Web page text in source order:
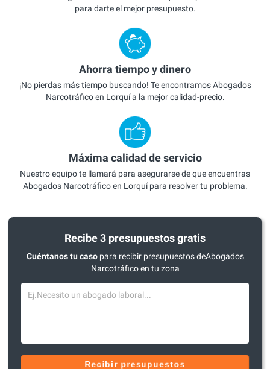
para darte el mejor presupuesto.
Ahorra tiempo y dinero
¡No pierdas más tiempo buscando! Te encontramos Abogados
Narcotráfico en Lorquí a la mejor calidad-precio.
Máxima calidad de servicio
Nuestro equipo te llamará para asegurarse de que encuentras
Abogados Narcotráfico en Lorquí para resolver tu problema.
Recibe 3 presupuestos gratis
Cuéntanos tu casopara recibir presupuestos deAbogados
Narcotráfico en tu zona
Recibir presupuestos